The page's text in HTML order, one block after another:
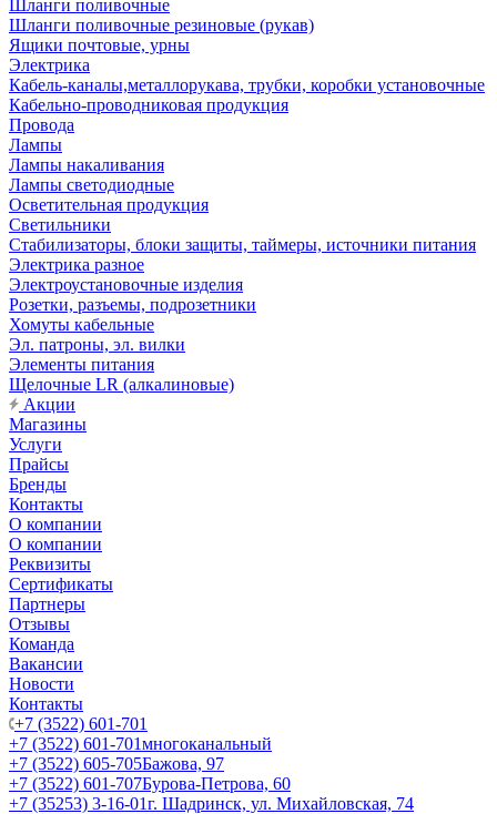
Шланги поливочные
Шланги поливочные резиновые (рукав)
Ящики почтовые, урны
Электрика
Кабель-каналы,металлорукава, трубки, коробки установочные
Кабельно-проводниковая продукция
Провода
Лампы
Лампы накаливания
Лампы светодиодные
Осветительная продукция
Светильники
Стабилизаторы, блоки защиты, таймеры, источники питания
Электрика разное
Электроустановочные изделия
Розетки, разъемы, подрозетники
Хомуты кабельные
Эл. патроны, эл. вилки
Элементы питания
Щелочные LR (алкалиновые)
Акции
Магазины
Услуги
Прайсы
Бренды
Контакты
О компании
О компании
Реквизиты
Сертификаты
Партнеры
Отзывы
Команда
Вакансии
Новости
Контакты
+7 (3522) 601-701
+7 (3522) 601-701многоканальный
+7 (3522) 605-705Бажова, 97
+7 (3522) 601-707Бурова-Петрова, 60
+7 (35253) 3-16-01г. Шадринск, ул. Михайловская, 74